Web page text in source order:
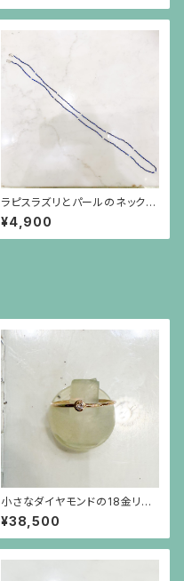
ラピスラズリとパールのネックレ
ス兼マスクストラップ
¥4,900
小さなダイヤモンドの18金リン
グ
¥38,500